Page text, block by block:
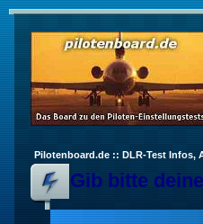
Pilotenboard.de :: DLR-Test Infos,
Gib bitte